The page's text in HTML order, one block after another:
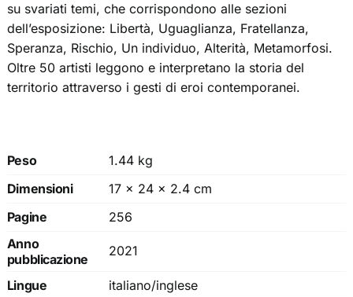
su svariati temi, che corrispondono alle sezioni
dell’esposizione: Libertà, Uguaglianza, Fratellanza,
Speranza, Rischio, Un individuo, Alterità, Metamorfosi.
Oltre 50 artisti leggono e interpretano la storia del
territorio attraverso i gesti di eroi contemporanei.
Peso
1.44 kg
Dimensioni
17 × 24 × 2.4 cm
Pagine
256
Anno
pubblicazione
2021
Lingue
italiano/inglese